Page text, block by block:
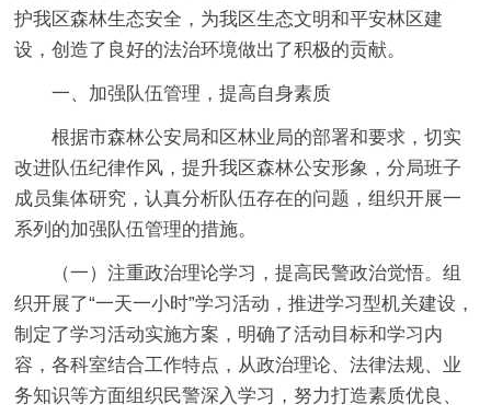
护我区森林生态安全，为我区生态文明和平安林区建
设，创造了良好的法治环境做出了积极的贡献。
一、加强队伍管理，提高自身素质
根据市森林公安局和区林业局的部署和要求，切实
改进队伍纪律作风，提升我区森林公安形象，分局班子
成员集体研究，认真分析队伍存在的问题，组织开展一
系列的加强队伍管理的措施。
（一）注重政治理论学习，提高民警政治觉悟。组
织开展了“一天一小时”学习活动，推进学习型机关建设，
制定了学习活动实施方案，明确了活动目标和学习内
容，各科室结合工作特点，从政治理论、法律法规、业
务知识等方面组织民警深入学习，努力打造素质优良、